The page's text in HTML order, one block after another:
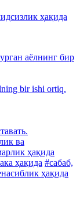
ҳақида
аёлнинг бир
bir ishi ortiq.
ва
ҳақида
ҳақида #сабаб,
ҳақида